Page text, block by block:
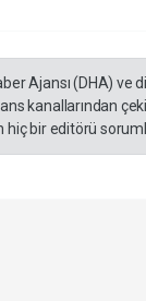
Ajansı (DHA) ve
kanallarından
bir editörü